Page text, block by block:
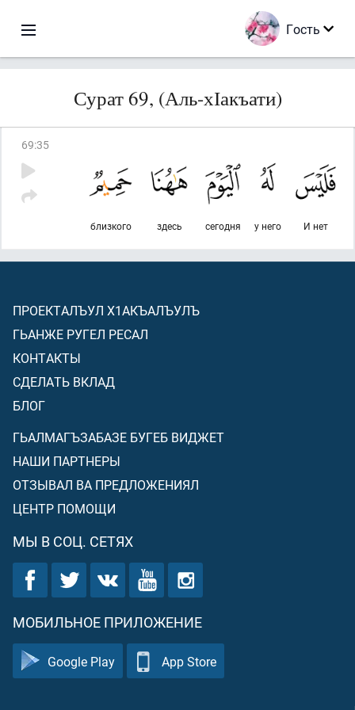
Гость
Сурат 69, (Аль-хІакъати)
69:35
И нет
у него
сегодня
здесь
близкого
ПРОЕКТАЛЪУЛ Х1АКЪАЛЪУЛЪ
ГЬАНЖЕ РУГЕЛ РЕСАЛ
КОНТАКТЫ
СДЕЛАТЬ ВКЛАД
БЛОГ
ГЬАЛМАГЪЗАБАЗЕ БУГЕБ ВИДЖЕТ
НАШИ ПАРТНЕРЫ
ОТЗЫВАЛ ВА ПРЕДЛОЖЕНИЯЛ
ЦЕНТР ПОМОЩИ
МЫ В СОЦ. СЕТЯХ
МОБИЛЬНОЕ ПРИЛОЖЕНИЕ
Google Play App Store